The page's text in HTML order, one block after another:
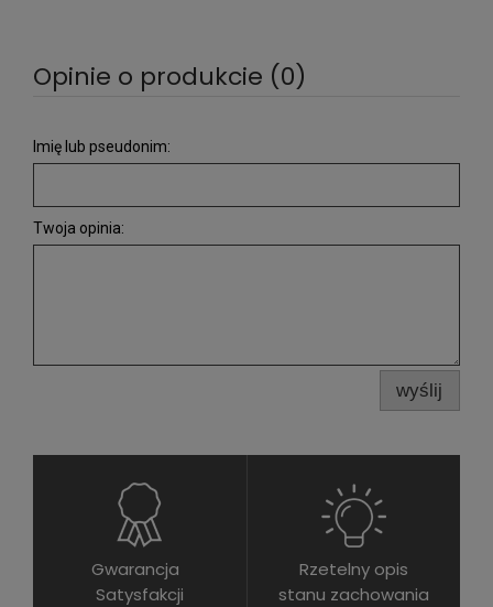
Opinie o produkcie (0)
Imię lub pseudonim:
Twoja opinia:
wyślij
Gwarancja
Satysfakcji
Rzetelny opis
stanu zachowania